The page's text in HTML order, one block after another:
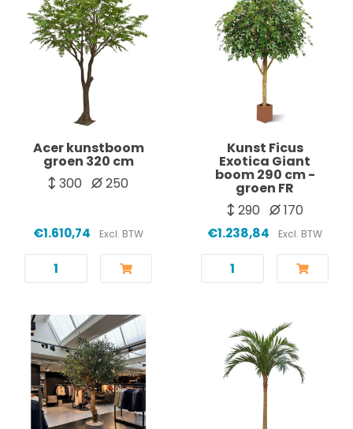
Acer kunstboom
groen 320 cm
300
250
€1.610,74 Excl. BTW
Kunst Ficus
Exotica Giant
boom 290 cm -
groen FR
290
170
€1.238,84 Excl. BTW